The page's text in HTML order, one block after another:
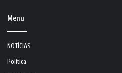
Menu
NOTÍCIAS
Política